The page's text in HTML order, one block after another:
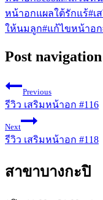
หน้าอกแผลใต้รักแร้#เ
ให้นมลูก#แก้ไขหน้าอก
Post navigation
Previous
รีวิว เสริมหน้าอก #116
Next
รีวิว เสริมหน้าอก #118
สาขาบางกะปิ